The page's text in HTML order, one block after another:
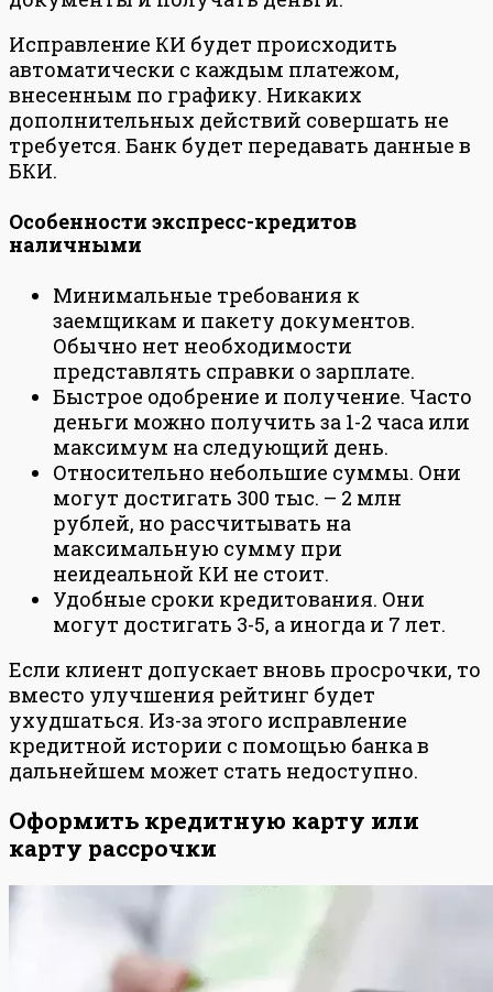
Исправление КИ будет происходить
автоматически с каждым платежом,
внесенным по графику. Никаких
дополнительных действий совершать не
требуется. Банк будет передавать данные в
БКИ.
Особенности экспресс-кредитов
наличными
Минимальные требования к
заемщикам и пакету документов.
Обычно нет необходимости
представлять справки о зарплате.
Быстрое одобрение и получение. Часто
деньги можно получить за 1-2 часа или
максимум на следующий день.
Относительно небольшие суммы. Они
могут достигать 300 тыс. – 2 млн
рублей, но рассчитывать на
максимальную сумму при
неидеальной КИ не стоит.
Удобные сроки кредитования. Они
могут достигать 3-5, а иногда и 7 лет.
Если клиент допускает вновь просрочки, то
вместо улучшения рейтинг будет
ухудшаться. Из-за этого исправление
кредитной истории с помощью банка в
дальнейшем может стать недоступно.
Оформить кредитную карту или
карту рассрочки